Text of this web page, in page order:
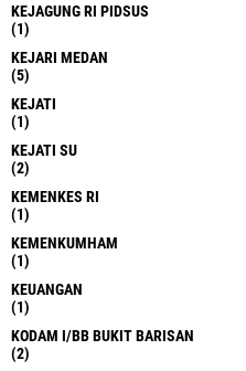
KEJAGUNG RI PIDSUS
(1)
KEJARI MEDAN
(5)
KEJATI
(1)
KEJATI SU
(2)
KEMENKES RI
(1)
KEMENKUMHAM
(1)
KEUANGAN
(1)
KODAM I/BB BUKIT BARISAN
(2)